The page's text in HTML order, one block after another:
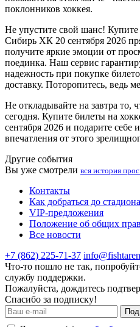
поклонников хоккея.
Не упустите свой шанс!
Сибирь ХК 20 сентября 2026
получите яркие эмоции от
поединка. Наш сервис
надежность при покупке
доставку. Поторопитесь, ведь
Не откладывайте на завтра то,
сегодня. Купите билеты на
сентября 2026 и подарите
впечатления от этого
Другие события
Вы уже смотрели вся история
Контакты
Как добраться до стадиона
VIP-предложения
Положение об общих
Все новости
+7 (862) 225-71-37
Что-то пошло не так,
службу поддержки.
Пожалуйста, дождитесь
Спасибо за подписку!